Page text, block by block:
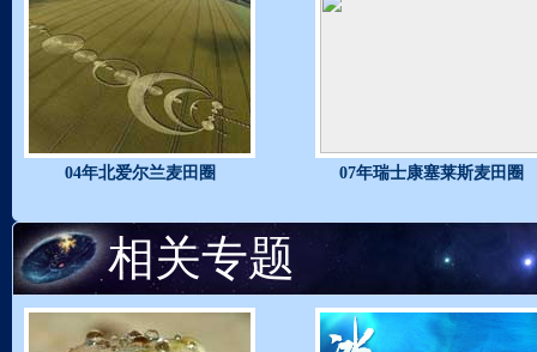
04年北爱尔兰麦田圈 07年瑞士康塞莱斯麦田圈
相关专题